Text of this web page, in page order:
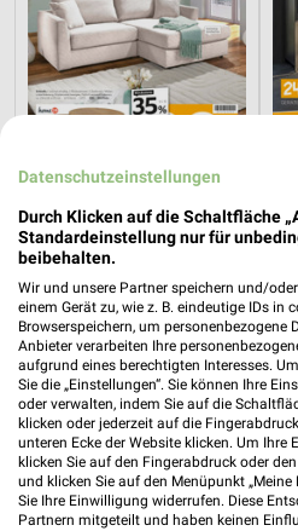
32,8 km
Wohnenpreishits
Gültig bis Fr. 14.08.
XXXLutz
Datenschutzeinstellungen
Durch Klicken auf die Schaltfläche
Standardeinstellung nur für
beibehalten.
Wir und unsere Partner speichern und/
einem Gerät zu, wie z. B. eindeutige IDs in
Browserspeichern, um personenbezogene
Anbieter verarbeiten Ihre
aufgrund eines berechtigten Interesses.
Sie die „Einstellungen“. Sie können Ihre
oder verwalten, indem Sie auf die
klicken oder jederzeit auf die
unteren Ecke der Website klicken. Um Ihre
klicken Sie auf den Fingerabdruck oder
und klicken Sie auf den Menüpunkt „Meine
Sie Ihre Einwilligung widerrufen. Diese
Partnern mitgeteilt und haben keinen